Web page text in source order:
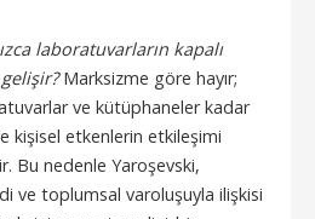
laboratuvarların kapalı
Marksizme göre hayır;
ve kütüphaneler kadar
kişisel etkenlerin etkileşimi
Bu nedenle Yaroşevski,
ve toplumsal varoluşuyla ilişkisi